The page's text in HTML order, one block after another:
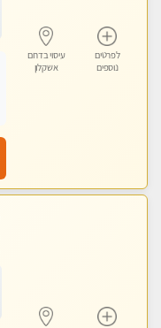
לפרטים
נוספים
עיסוי בדרום
אשקלון